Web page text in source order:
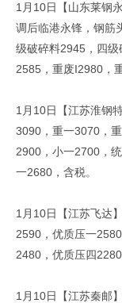
1月10日【山东莱钢
调后临港永锋，钢筋
级破碎料2945，四
2585，重废I2980，
1月10日【江苏淮钢
3090，重一3070，
2900，小一2700，
一2680，含税。
1月10日【江苏飞达
2590，优质压一
2480，优质压四2280
1月10日【江苏秦邮